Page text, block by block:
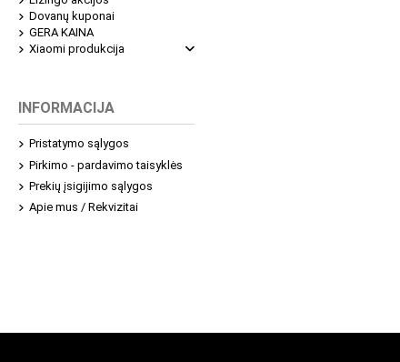
Dovanų kuponai
GERA KAINA
Xiaomi produkcija
INFORMACIJA
Pristatymo sąlygos
Pirkimo - pardavimo taisyklės
Prekių įsigijimo sąlygos
Apie mus / Rekvizitai